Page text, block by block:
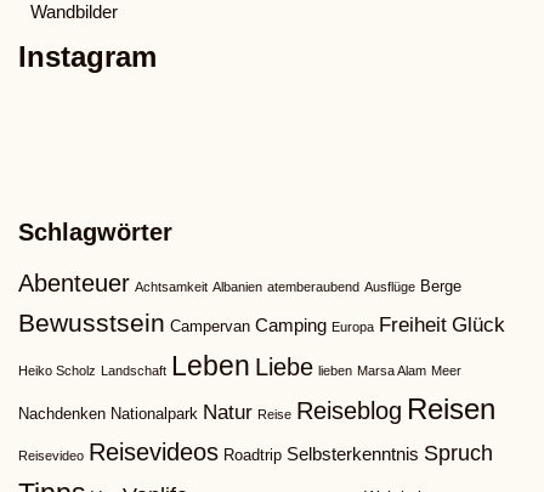
Wandbilder
Instagram
Schlagwörter
Abenteuer Achtsamkeit Albanien atemberaubend Ausflüge Berge
Bewusstsein Campervan Camping Europa Freiheit Glück
Heiko Scholz Landschaft Leben Liebe lieben Marsa Alam Meer
Nachdenken Nationalpark Natur Reise Reiseblog Reisen
Reisevideo Reisevideos Roadtrip Selbsterkenntnis Spruch